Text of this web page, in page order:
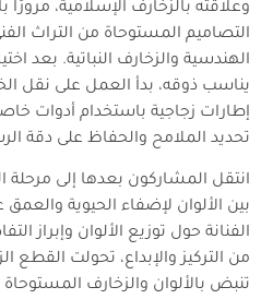
وعلاقته بالزخارف الإسلامية،
التصاميم المستوحاة من التراث
الهندسية والزخارف النباتية. بعد
يناسب ذوقه، بدأ العمل على نقل
إطارات زجاجية باستخدام أدوات
تحديد الملامح والحفاظ على دقة
انتقل المشاركون بعدها إلى مرحلة
بين الألوان لإضفاء الحيوية
الفنانة حول توزيع الألوان وإبراز
من التركيز والإبداع، تحولت القطع
تنبض بالألوان والزخارف